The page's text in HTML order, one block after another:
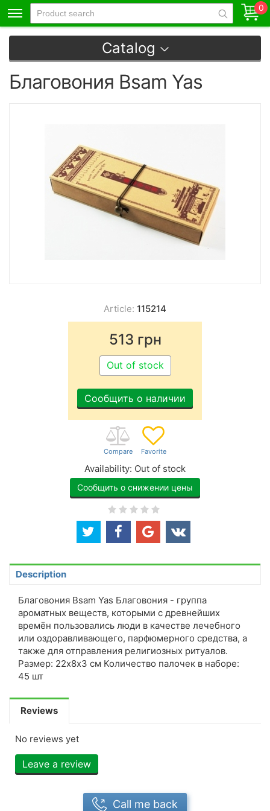
0
Catalog
Благовония Bsam Yas
Article: 115214
513 грн
Out of stock
Сообщить о наличии
Availability: Out of stock
Сообщить о снижении цены
Description
Благовония Bsam Yas Благовония - группа
ароматных веществ, которыми с древнейших
времён пользовались люди в качестве лечебного
или оздоравливающего, парфюмерного средства, а
также для отправления религиозных ритуалов.
Размер: 22х8х3 см Количество палочек в наборе:
45 шт
Reviews
No reviews yet
Leave a review
Call me back